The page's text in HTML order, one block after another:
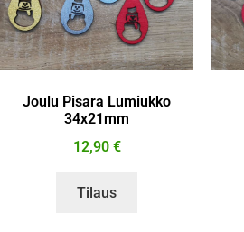
Joulu Pisara Lumiukko
34x21mm
12,90 €
Tilaus